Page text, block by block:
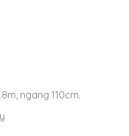
ngang 110cm.